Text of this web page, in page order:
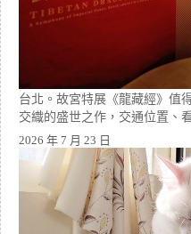
台北。故宮特展《龍藏經》值
交織的盛世之作，交通位置、
2026 年 7 月 23 日